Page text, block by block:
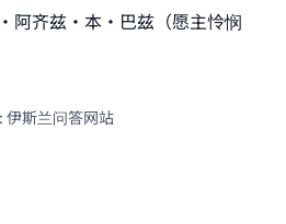
阿齐兹•本•巴兹（愿主怜悯
伊斯兰问答网站
IslamQA